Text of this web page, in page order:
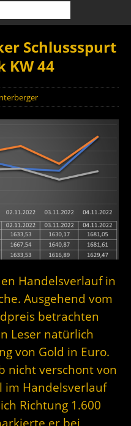
Schlussspurt
KW 44
Handelsverlauf in
Ausgehend vom
betrachten
Leser natürlich
von Gold in Euro.
nicht verschont von
im Handelsverlauf
Richtung 1.600
er bei